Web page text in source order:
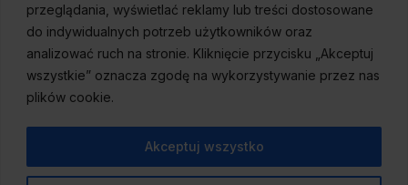
przeglądania, wyświetlać reklamy lub treści dostosowane
do indywidualnych potrzeb użytkowników oraz
analizować ruch na stronie. Kliknięcie przycisku „Akceptuj
wszystkie” oznacza zgodę na wykorzystywanie przez nas
plików cookie.
Akceptuj wszystko